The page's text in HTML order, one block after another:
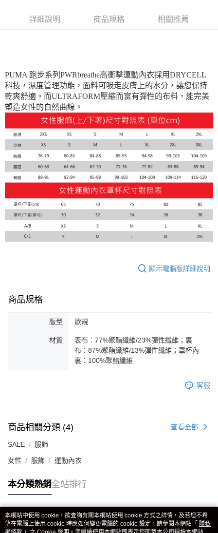
每筆NT$180
詳細說明 商品規格 相關推薦
PUMA 跑步系列PWRbreathe高衝擊運動內衣採用DRYCELL
科技，濕度管理功能，面料可吸走皮膚上的水分，讓您保持
乾爽舒適。而ULTRAFORM壓縮而富有彈性的布料，能完美
塑造女性的自然曲線。
顯示電腦版詳細說明
商品規格
版型 歐規
材質
表布：77%聚酯纖維/23%彈性纖維；裏
布：87%聚酯纖維/13%彈性纖維；罩杯內
裏：100%聚酯纖維
客服
商品相關分類 (4) 查看全部
SALE 服飾
女性 服飾 運動內衣
本分類熱銷全站排行
熱門標籤
本網站中使用 cookie，欲查詢有關本網站使用 cookie 方式之詳情，及若您不希
望在電腦上使用 cookie 時應如何變更電腦的 cookie 設定，請參閱本網站「 隱私